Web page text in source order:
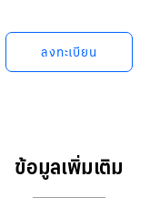
ละตกลงว่า ธนาคารมีสิทธิเก็บรวบ
ข้าพเจ้าได้ให้ไว้แก่ธนาคารข้างต้
หรือเข้าถึงได้จากแหล่งอื่น ตลอด
นการให้เป็นไปตามคำขอของข้าพเ
งข้าพเจ้า หรือให้เป็นไปตามสัญ
นาคารหรือบุคคลอื่น การแจ้ง ติด
ข้อมูลเพิ่มเติม